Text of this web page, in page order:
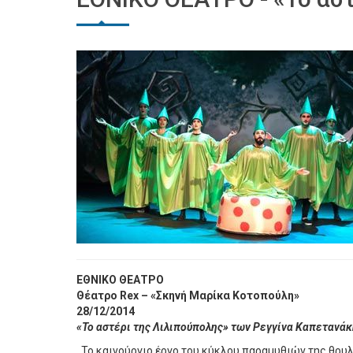
ΕΘΝΙΚΟ ΘΕΑΤΡΟ
Θέατρο Rex – «Σκηνή Μαρίκα Κοτοπούλη»
28/12/2014
«Το αστέρι της Λιλιπούπολης» των Ρεγγίνα